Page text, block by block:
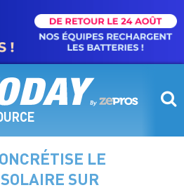
LE
SUR